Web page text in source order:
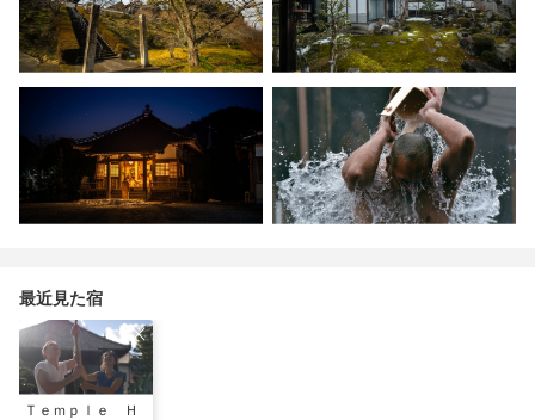
最近見た宿
Ｔｅｍｐｌｅ Ｈ